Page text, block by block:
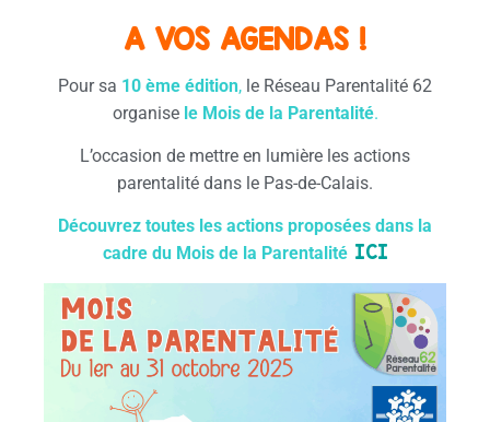
A VOS AGENDAS !
Pour sa 10 ème édition, le Réseau Parentalité 62
organise le Mois de la Parentalité.
L’occasion de mettre en lumière les actions
parentalité dans le Pas-de-Calais.
Découvrez toutes les actions proposées dans la
cadre du Mois de la ParentalitéICI